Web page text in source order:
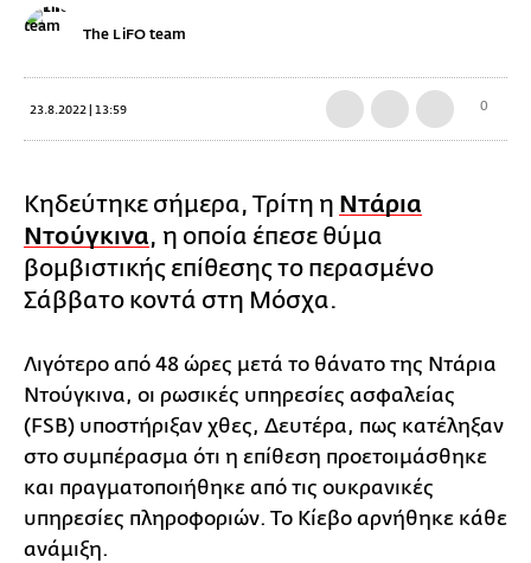
The LiFO team
23.8.2022 | 13:59 0
Κηδεύτηκε σήμερα, Τρίτη η Ντάρια
Ντούγκινα, η οποία έπεσε θύμα
βομβιστικής επίθεσης το περασμένο
Σάββατο κοντά στη Μόσχα.
Λιγότερο από 48 ώρες μετά το θάνατο της Ντάρια
Ντούγκινα, οι ρωσικές υπηρεσίες ασφαλείας
(FSB) υποστήριξαν χθες, Δευτέρα, πως κατέληξαν
στο συμπέρασμα ότι η επίθεση προετοιμάσθηκε
και πραγματοποιήθηκε από τις ουκρανικές
υπηρεσίες πληροφοριών. Το Κίεβο αρνήθηκε κάθε
ανάμιξη.